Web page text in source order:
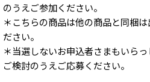
のうえご参加ください。
＊こちらの商品は他の商品と同梱
ださい。
＊当選しないお申込者さまもいら
ご検討のうえご応募ください。